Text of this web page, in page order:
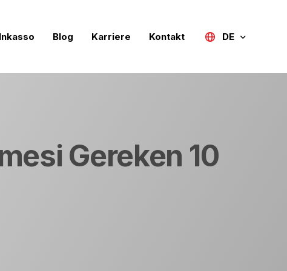
Blog Karriere Kontakt DE
Gereken 10